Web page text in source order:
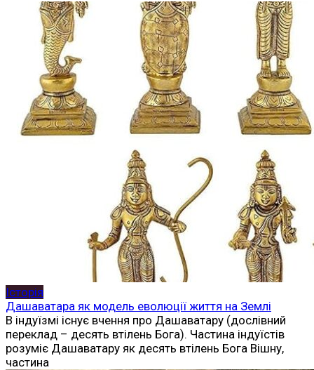
Історія
Дашаватара як модель еволюції життя на Землі
В індуїзмі існує вчення про Дашаватару (дослівний
переклад – десять втілень Бога). Частина індуїстів
розуміє Дашаватару як десять втілень Бога Вішну,
частина